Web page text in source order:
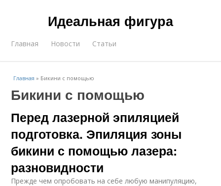
Идеальная фигура
Главная Новости Статьи
Главная » Бикини с помощью
Бикини с помощью
Перед лазерной эпиляцией
подготовка. Эпиляция зоны
бикини с помощью лазера:
разновидности
Прежде чем опробовать на себе любую манипуляцию,